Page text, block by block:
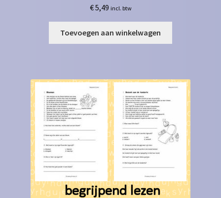
€5,49 incl. btw
Toevoegen aan winkelwagen